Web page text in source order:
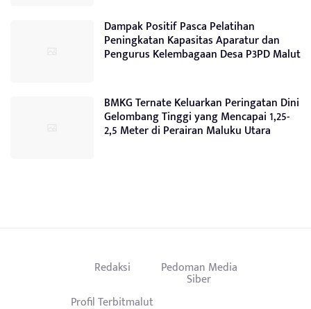
Dampak Positif Pasca Pelatihan
Peningkatan Kapasitas Aparatur dan
Pengurus Kelembagaan Desa P3PD Malut
BMKG Ternate Keluarkan Peringatan Dini
Gelombang Tinggi yang Mencapai 1,25-
2,5 Meter di Perairan Maluku Utara
Redaksi Pedoman Media
Siber
Profil Terbitmalut